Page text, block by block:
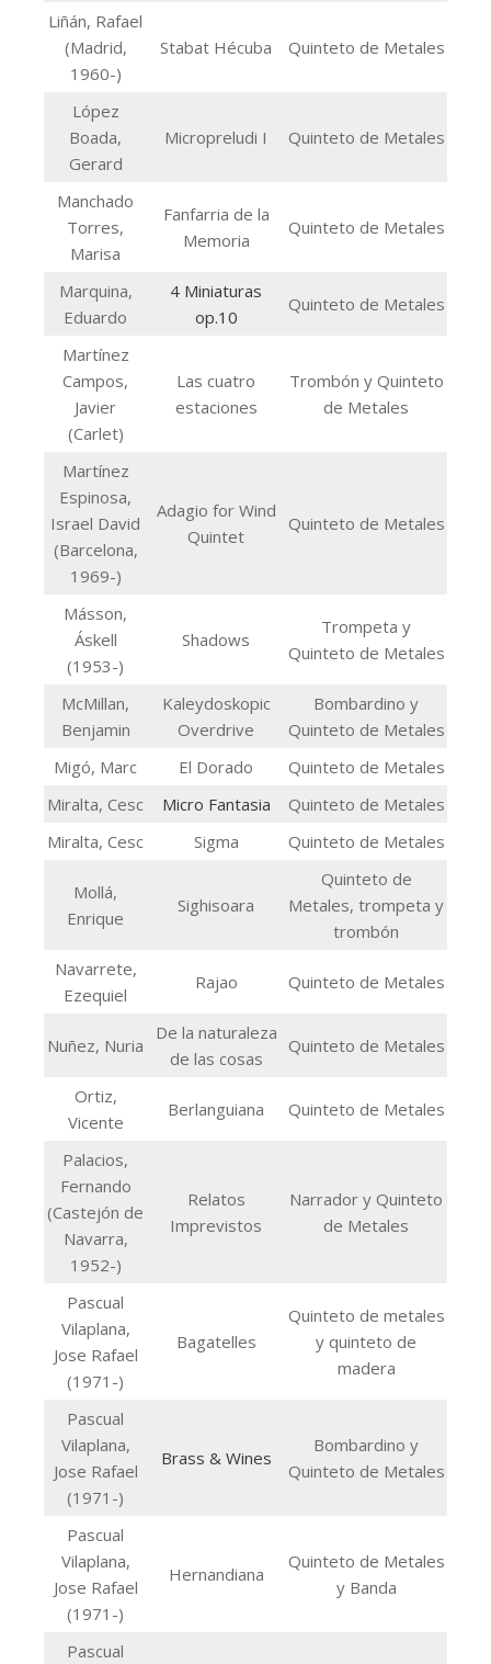
Liñán, Rafael
(Madrid,
1960-)
Stabat Hécuba Quinteto de Metales
López
Boada,
Gerard
Micropreludi I Quinteto de Metales
Manchado
Torres,
Marisa
Fanfarria de la
Memoria
Quinteto de Metales
Marquina,
Eduardo
4 Miniaturas
op.10
Quinteto de Metales
Martínez
Campos,
Javier
(Carlet)
Las cuatro
estaciones
Trombón y Quinteto
de Metales
Martínez
Espinosa,
Israel David
(Barcelona,
1969-)
Adagio for Wind
Quintet
Quinteto de Metales
Másson,
Áskell
(1953-)
Shadows
Trompeta y
Quinteto de Metales
McMillan,
Benjamin
Kaleydoskopic
Overdrive
Bombardino y
Quinteto de Metales
Migó, Marc
El Dorado
Quinteto de Metales
Miralta, Cesc
Micro Fantasia
Quinteto de Metales
Miralta, Cesc
Sigma Quinteto de Metales
Mollá,
Enrique
Sighisoara
Quinteto de
Metales, trompeta y
trombón
Navarrete,
Ezequiel
Rajao Quinteto de Metales
Nuñez, Nuria
De la naturaleza
de las cosas
Quinteto de Metales
Ortiz,
Vicente
Berlanguiana Quinteto de Metales
Palacios,
Fernando
(Castejón de
Navarra,
1952-)
Relatos
Imprevistos
Narrador y Quinteto
de Metales
Pascual
Vilaplana,
Jose Rafael
(1971-)
Bagatelles
Quinteto de metales
y quinteto de
madera
Pascual
Vilaplana,
Jose Rafael
(1971-)
Brass & Wines
Bombardino y
Quinteto de Metales
Pascual
Vilaplana,
Jose Rafael
(1971-)
Hernandiana
Quinteto de Metales
y Banda
Pascual